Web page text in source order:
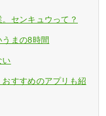
センキュウって？
まの8時間
い
すすめのアプリも紹